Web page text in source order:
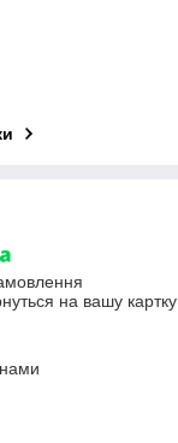
на вашу картку